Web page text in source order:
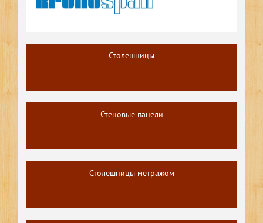
Столешницы
Стеновые панели
Столешницы метражом